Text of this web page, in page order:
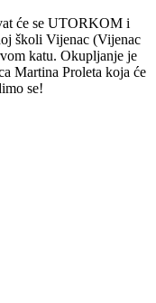
će se UTORKOM i
školi Vijenac (Vijenac
katu. Okupljanje je
Martina Proleta koja će
se!